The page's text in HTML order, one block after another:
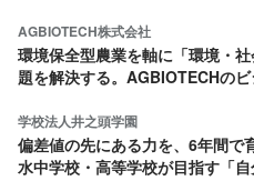
AGBIOTECH株式会社
環境保全型農業を軸に「環境・
題を解決する。AGBIOTECHの
学校法人井之頭学園
偏差値の先にある力を、6年間で
水中学校・高等学校が目指す「